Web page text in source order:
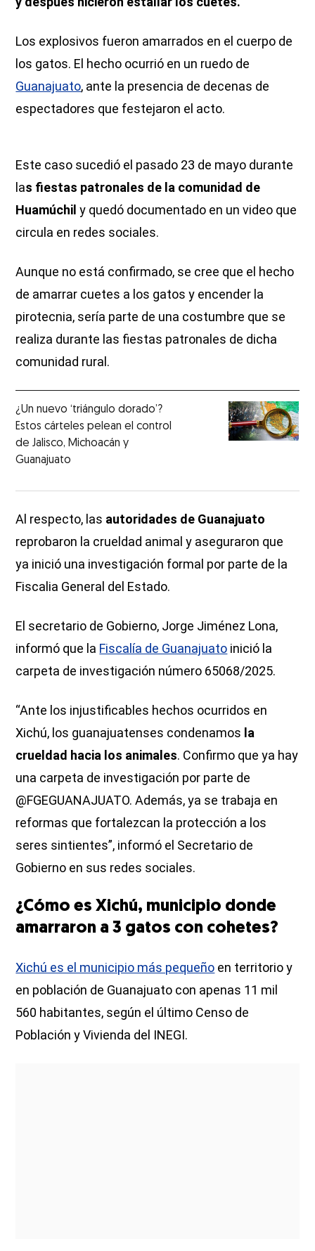
Los explosivos fueron amarrados en el cuerpo de
los gatos. El hecho ocurrió en un ruedo de
Guanajuato, ante la presencia de decenas de
espectadores que festejaron el acto.
Este caso sucedió el pasado 23 de mayo durante
las fiestas patronales de la comunidad de
Huamúchil y quedó documentado en un video que
circula en redes sociales.
Aunque no está confirmado, se cree que el hecho
de amarrar cuetes a los gatos y encender la
pirotecnia, sería parte de una costumbre que se
realiza durante las fiestas patronales de dicha
comunidad rural.
¿Un nuevo ‘triángulo dorado’?
Estos cárteles pelean el control
de Jalisco, Michoacán y
Guanajuato
Al respecto, las autoridades de Guanajuato
reprobaron la crueldad animal y aseguraron que
ya inició una investigación formal por parte de la
Fiscalia General del Estado.
El secretario de Gobierno, Jorge Jiménez Lona,
informó que la Fiscalía de Guanajuato inició la
carpeta de investigación número 65068/2025.
“Ante los injustificables hechos ocurridos en
Xichú, los guanajuatenses condenamos la
crueldad hacia los animales. Confirmo que ya hay
una carpeta de investigación por parte de
@FGEGUANAJUATO. Además, ya se trabaja en
reformas que fortalezcan la protección a los
seres sintientes”, informó el Secretario de
Gobierno en sus redes sociales.
¿Cómo es Xichú, municipio donde
amarraron a 3 gatos con cohetes?
Xichú es el municipio más pequeño en territorio y
en población de Guanajuato con apenas 11 mil
560 habitantes, según el último Censo de
Población y Vivienda del INEGI.